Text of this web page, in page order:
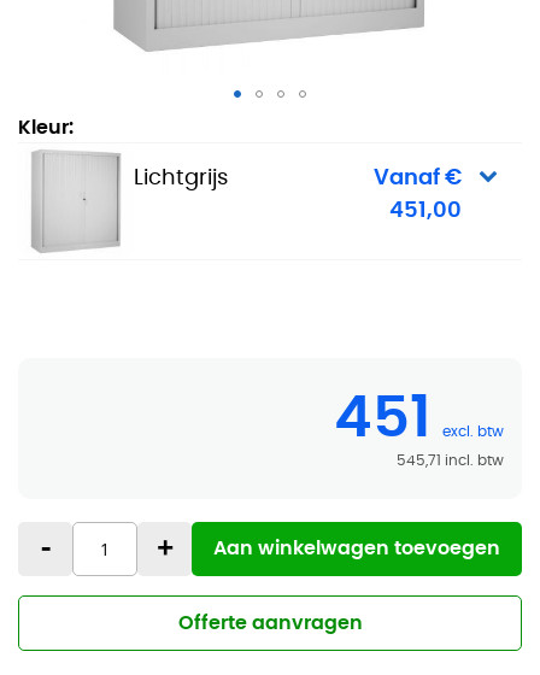
Roldeurkast City 135 x 120 cm - Lichtgrijs
Kleur:
Lichtgrijs
Vanaf €
451,00
451
545,71
- + Aan winkelwagen toevoegen
Offerte aanvragen